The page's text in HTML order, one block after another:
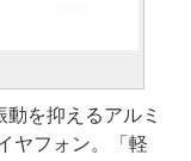
を抑えるアルミ
ヤフォン。「軽